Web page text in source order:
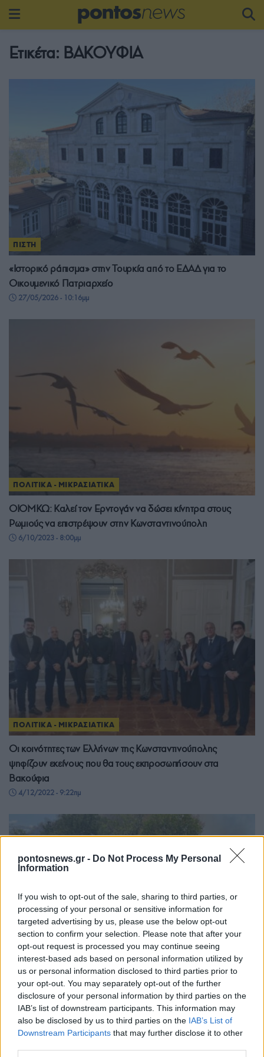
pontosnews.gr - Do Not Process My Personal
Information
If you wish to opt-out of the sale, sharing to third parties, or
processing of your personal or sensitive information for
targeted advertising by us, please use the below opt-out
section to confirm your selection. Please note that after your
opt-out request is processed you may continue seeing
interest-based ads based on personal information utilized by
us or personal information disclosed to third parties prior to
your opt-out. You may separately opt-out of the further
disclosure of your personal information by third parties on the
IAB’s list of downstream participants. This information may
also be disclosed by us to third parties on the IAB’s List of
Downstream Participants that may further disclose it to other
Ετικέτα: ΒΑΚΟΥΦΙΑ
ΠΙΣΤΗ
«Ιστορικό ράπισμα» στην Τουρκία από το ΕΔΑΔ για το
Οικουμενικό Πατριαρχείο
27/05/2026 - 10:16μμ
ΠΟΛΙΤΙΚΑ - ΜΙΚΡΑΣΙΑΤΙΚΑ
ΟΙΟΜΚΩ: Καλεί τον Ερντογάν να δώσει κίνητρα στους
Ρωμιούς να επιστρέψουν στην Κωνσταντινούπολη
6/10/2023 - 8:00μμ
ΠΟΛΙΤΙΚΑ - ΜΙΚΡΑΣΙΑΤΙΚΑ
Οι κοινότητες των Ελλήνων της Κωνσταντινούπολης
ψηφίζουν εκείνους που θα τους εκπροσωπήσουν στα
Βακούφια
4/12/2022 - 9:22πμ
ΠΟΛΙΤΙΚΑ - ΜΙΚΡΑΣΙΑΤΙΚΑ
Το Μπαλουκλί και οι άνθρωποί του
5/08/2022 - 2:02μμ